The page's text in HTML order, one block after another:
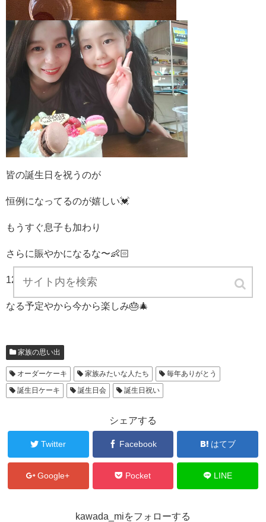
皆の誕生日を祝うのが
恒例になってるのが嬉しい💓
もうすぐ息子も加わり
さらに賑やかになるな〜👶🏻
12月は盛りだくさんのお祝いに
なる予定やから今から楽しみ🎂🎄
家族の思い出
オーダーケーキ 家族みたいな人たち
毎年ありがとう
誕生日ケーキ
誕生日会 誕生日祝い
シェアする
Twitter Facebook はてブ
Google+ Pocket LINE
kawada_miをフォローする